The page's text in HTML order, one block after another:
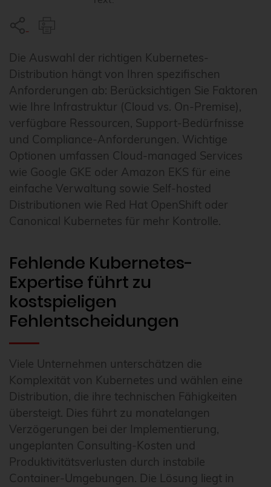
Die Auswahl der richtigen Kubernetes-
Distribution hängt von Ihren spezifischen
Anforderungen ab: Berücksichtigen Sie Faktoren
wie Ihre Infrastruktur (Cloud vs. On-Premise),
verfügbare Ressourcen, Support-Bedürfnisse
und Compliance-Anforderungen. Wichtige
Optionen umfassen Cloud-managed Services
wie Google GKE oder Amazon EKS für eine
einfache Verwaltung sowie Self-hosted
Distributionen wie Red Hat OpenShift oder
Canonical Kubernetes für mehr Kontrolle.
Fehlende Kubernetes-
Expertise führt zu
kostspieligen
Fehlentscheidungen
Viele Unternehmen unterschätzen die
Komplexität von Kubernetes und wählen eine
Distribution, die ihre technischen Fähigkeiten
übersteigt. Dies führt zu monatelangen
Verzögerungen bei der Implementierung,
ungeplanten Consulting-Kosten und
Produktivitätsverlusten durch instabile
Container-Umgebungen. Die Lösung liegt in